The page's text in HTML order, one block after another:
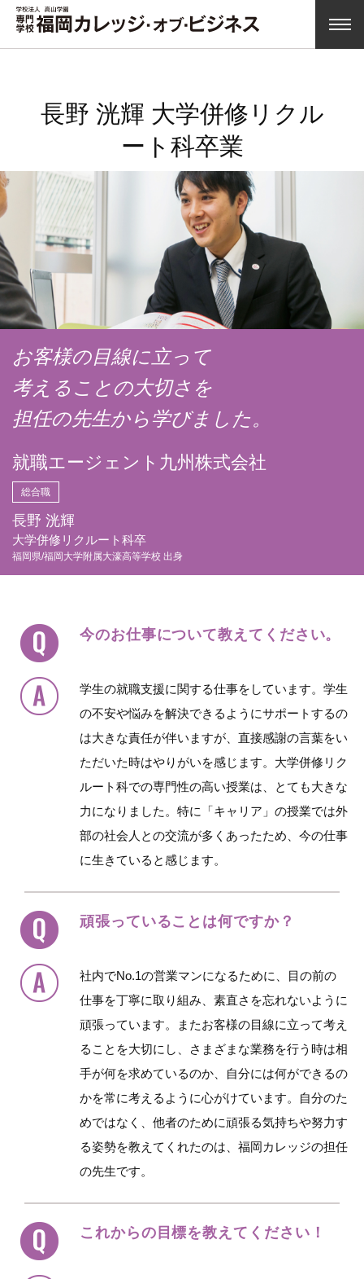
長野 洸輝 大学併修リクル
ート科卒業
お客様の目線に立って
考えることの大切さを
担任の先生から学びました。
就職エージェント九州株式会社
総合職
長野 洸輝
大学併修リクルート科卒
福岡県/福岡大学附属大濠高等学校 出身
今のお仕事について教えてください。
学生の就職支援に関する仕事をしています。学生
の不安や悩みを解決できるようにサポートするの
は大きな責任が伴いますが、直接感謝の言葉をい
ただいた時はやりがいを感じます。大学併修リク
ルート科での専門性の高い授業は、とても大きな
力になりました。特に「キャリア」の授業では外
部の社会人との交流が多くあったため、今の仕事
に生きていると感じます。
頑張っていることは何ですか？
社内でNo.1の営業マンになるために、目の前の
仕事を丁寧に取り組み、素直さを忘れないように
頑張っています。またお客様の目線に立って考え
ることを大切にし、さまざまな業務を行う時は相
手が何を求めているのか、自分には何ができるの
かを常に考えるように心がけています。自分のた
めではなく、他者のために頑張る気持ちや努力す
る姿勢を教えてくれたのは、福岡カレッジの担任
の先生です。
これからの目標を教えてください！